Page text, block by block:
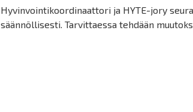
Hyvinvointikoordinaattori ja HYTE-jory
säännöllisesti. Tarvittaessa tehdään